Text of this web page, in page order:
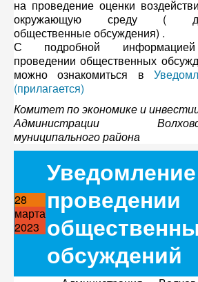
на проведение оценки
окружающую среду (
общественные обсуждения) .
С подробной
проведении общественных
можно ознакомиться в
(прилагается)
Комитет по экономике и
Администрации
муниципального района
28
марта
2023
проведении
обсуждений